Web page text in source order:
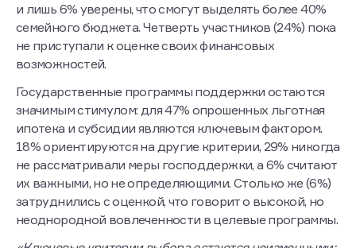
и лишь 6% уверены, что смогут выделять более 40%
семейного бюджета. Четверть участников (24%) пока
не приступали к оценке своих финансовых
возможностей.
Государственные программы поддержки остаются
значимым стимулом: для 47% опрошенных льготная
ипотека и субсидии являются ключевым фактором.
18% ориентируются на другие критерии, 29% никогда
не рассматривали меры господдержки, а 6% считают
их важными, но не определяющими. Столько же (6%)
затруднились с оценкой, что говорит о высокой, но
неоднородной вовлеченности в целевые программы.